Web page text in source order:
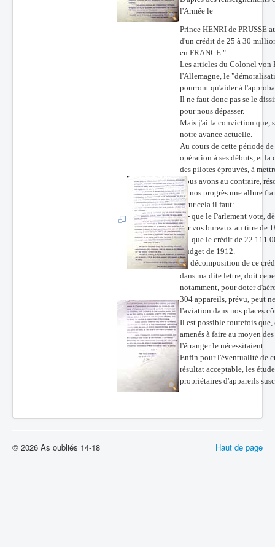
l'Armée le
Prince HENRI de PRUSSE
d'un crédit de 25 à 30
en FRANCE."
Les articles du Colonel von
l'Allemagne, le
pourront qu'aider à
Il ne faut donc pas se le
pour nous dépasser.
Mais j'ai la conviction que,
notre avance actuelle.
Au cours de cette période
opération à ses débuts, et la
des pilotes éprouvés, à
Nous avons au contraire,
de nos progrès une allure
Pour cela il faut:
1°- que le Parlement vote,
par vos bureaux au titre de
2°- que le crédit de
Budget de 1912.
La décomposition de ce
dans ma dite lettre, doit
notamment, pour doter
304 appareils, prévu, peut
l'aviation dans nos places
Il est possible toutefois
amenés à faire au moyen
l'étranger le nécessitaient.
Enfin pour l'éventualité de
résultat acceptable, les
propriétaires d'appareils
Haut de page
© 2026 As oubliés 14-18